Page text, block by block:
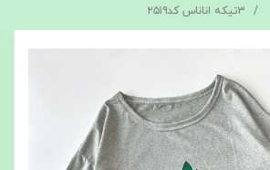
۳تیکه اناناس کد۲۵۱۹